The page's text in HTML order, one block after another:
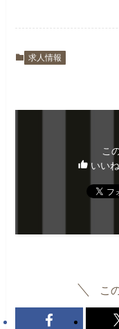
求人情報
こ
いい
こ